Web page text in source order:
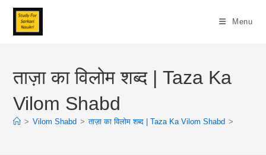
Skip
Content
Menu
ताज़ा का विलोम शब्द | Taza Ka
Vilom Shabd
> Vilom Shabd > ताज़ा का विलोम शब्द | Taza Ka Vilom Shabd >